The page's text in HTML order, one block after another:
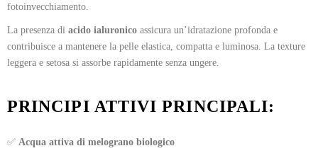
fotoinvecchiamento.
La presenza di acido ialuronico assicura un’idratazione profonda e
contribuisce a mantenere la pelle elastica, compatta e luminosa. La texture
leggera e setosa si assorbe rapidamente senza ungere.
PRINCIPI ATTIVI PRINCIPALI:
✅ Acqua attiva di melograno biologico